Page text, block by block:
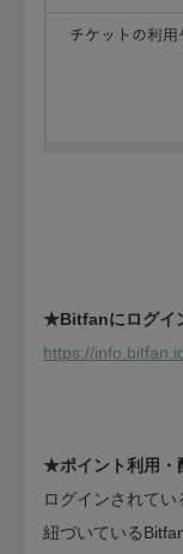
★Bitfanにログイ
https://
★ポイント利用・
ログインされて
紐づいている